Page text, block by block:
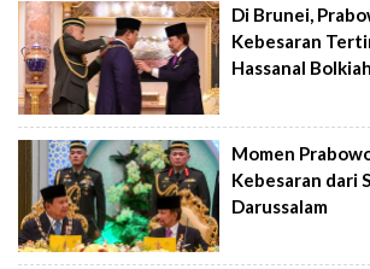
Di Brunei,
Kebesaran
Hassanal
Momen
Kebesaran dari
Darussalam